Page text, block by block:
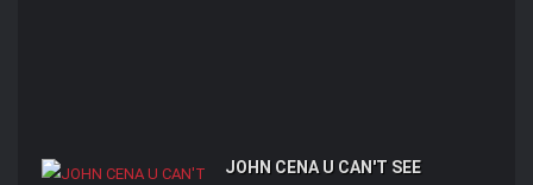
JOHN CENA U CAN'T SEE